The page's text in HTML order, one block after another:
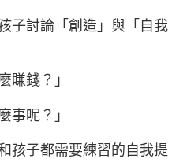
子討論「創造」與「自我
賺錢？」
事呢？」
孩子都需要練習的自我提